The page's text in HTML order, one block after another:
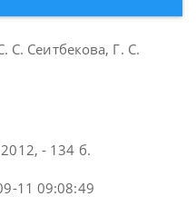
С. Сеитбекова, Г. С.
- 134 б.
11 09:08:49